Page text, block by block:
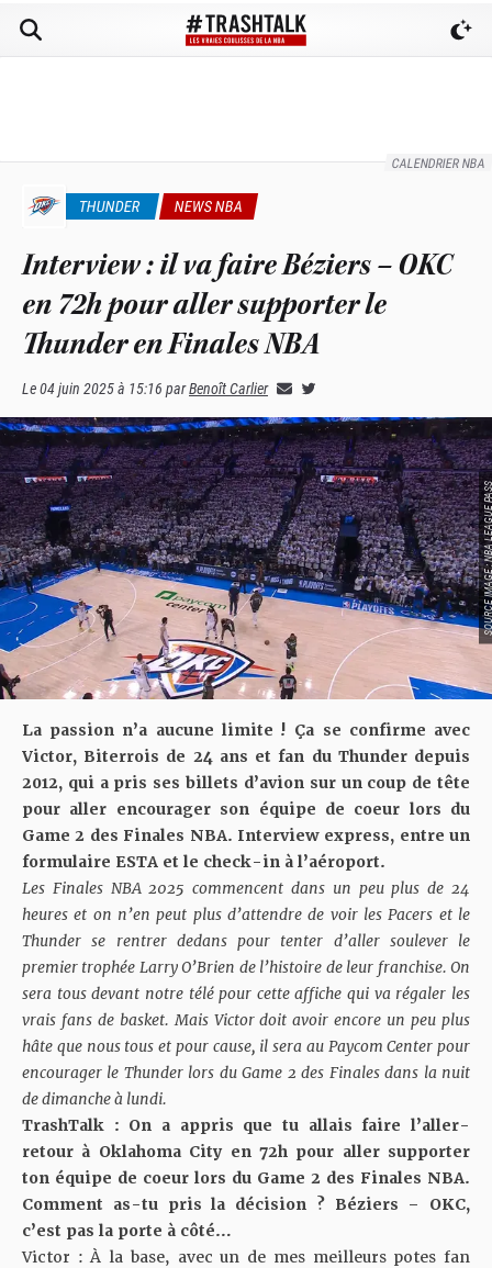
CALENDRIER NBA
THUNDER NEWS NBA
Interview : il va faire Béziers – OKC
en 72h pour aller supporter le
Thunder en Finales NBA
Le04 juin 2025 à 15:16 parBenoît Carlier
SOURCE
La passion n’a aucune limite ! Ça se confirme avec
Victor, Biterrois de 24 ans et fan du Thunder depuis
2012, qui a pris ses billets d’avion sur un coup de tête
pour aller encourager son équipe de coeur lors du
Game 2 des Finales NBA. Interview express, entre un
formulaire ESTA et le check-in à l’aéroport.
Les Finales NBA 2025 commencent dans un peu plus de 24
heures et on n’en peut plus d’attendre de voir les Pacers et le
Thunder se rentrer dedans pour tenter d’aller soulever le
premier trophée Larry O’Brien de l’histoire de leur franchise. On
sera tous devant notre télé pour cette affiche qui va régaler les
vrais fans de basket. Mais Victor doit avoir encore un peu plus
hâte que nous tous et pour cause, il sera au Paycom Center pour
encourager le Thunder lors du Game 2 des Finales dans la nuit
de dimanche à lundi.
TrashTalk : On a appris que tu allais faire l’aller-
retour à Oklahoma City en 72h pour aller supporter
ton équipe de coeur lors du Game 2 des Finales NBA.
Comment as-tu pris la décision ? Béziers – OKC,
c’est pas la porte à côté…
Victor : À la base, avec un de mes meilleurs potes fan